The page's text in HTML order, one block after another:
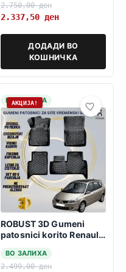
2.750,00ден
2.337,50 ден
ДОДАДИ ВО
КОШНИЧКА
НА ЗАЛИХА
АКЦИЈА!
ROBUST 3D Gumeni
patosnici korito Renault
ВО ЗАЛИХА
2.499,00ден